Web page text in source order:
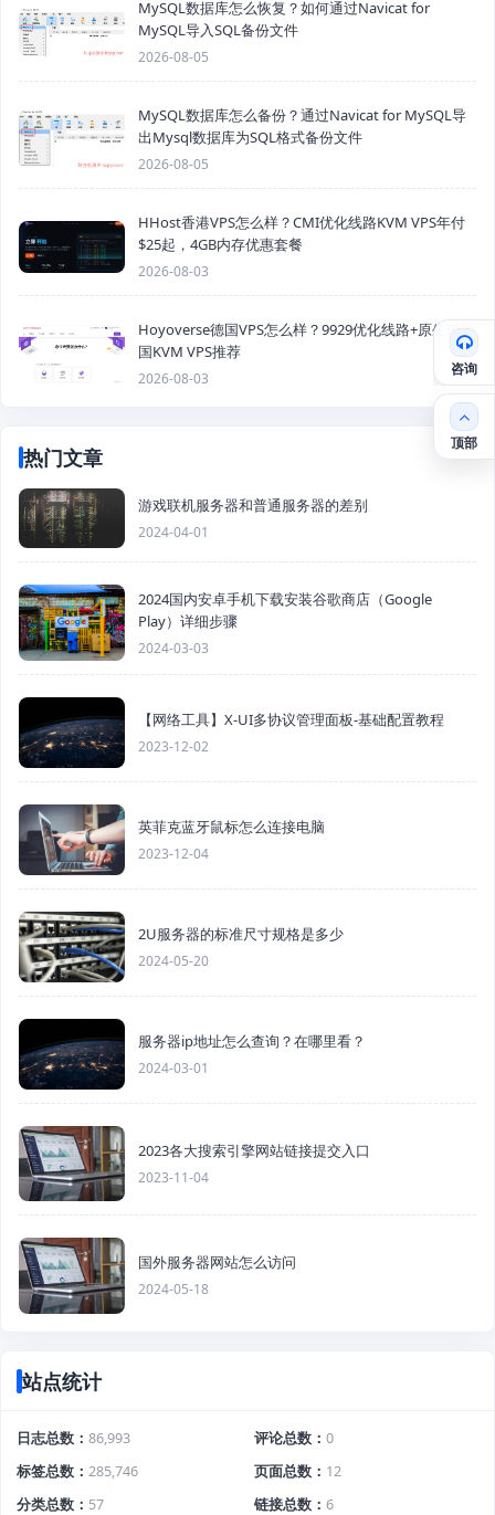
MySQL数据库怎么恢复？如何通过Navicat for
MySQL导入SQL备份文件
2026-08-05
MySQL数据库怎么备份？通过Navicat for MySQL导
出Mysql数据库为SQL格式备份文件
2026-08-05
HHost香港VPS怎么样？CMI优化线路KVM VPS年付
$25起，4GB内存优惠套餐
2026-08-03
Hoyoverse德国VPS怎么样？9929优化线路+原生IP德
国KVM VPS推荐
2026-08-03
热门文章
游戏联机服务器和普通服务器的差别
2024-04-01
2024国内安卓手机下载安装谷歌商店（Google
Play）详细步骤
2024-03-03
【网络工具】X-UI多协议管理面板-基础配置教程
2023-12-02
英菲克蓝牙鼠标怎么连接电脑
2023-12-04
2U服务器的标准尺寸规格是多少
2024-05-20
服务器ip地址怎么查询？在哪里看？
2024-03-01
2023各大搜索引擎网站链接提交入口
2023-11-04
国外服务器网站怎么访问
2024-05-18
站点统计
日志总数 86,993 评论总数
0
标签总数
285,746 页面总数
12
分类总数
57 链接总数
6
咨询
顶部